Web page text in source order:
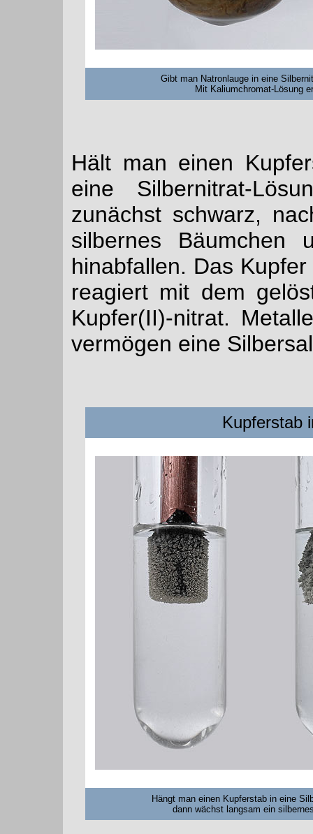
Gibt man Natronlauge in eine
Mit Kaliumchromat-Lösung
Hält man einen
eine Silbernitrat-
zunächst schwarz,
silbernes Bäumchen
hinabfallen. Das
reagiert mit dem
Kupfer(II)-nitrat.
vermögen eine
Kupferstab
Hängt man einen Kupferstab in eine
dann wächst langsam ein